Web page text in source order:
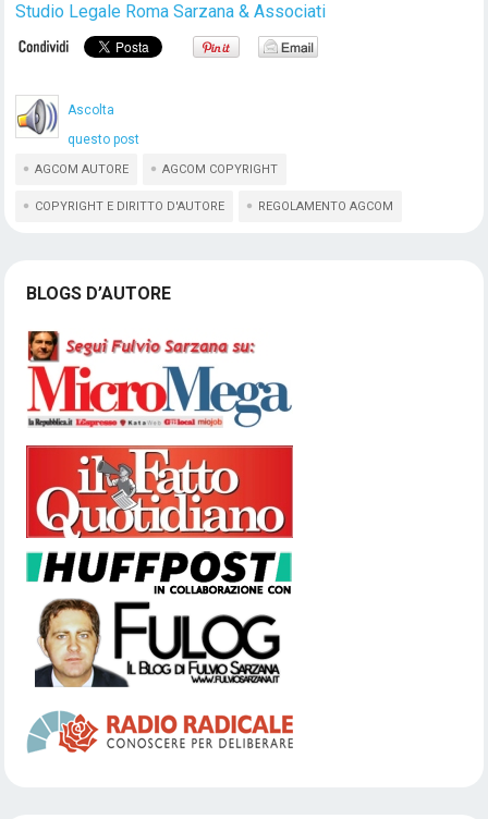
Studio Legale Roma Sarzana & Associati
Ascolta
questo post
AGCOM AUTORE AGCOM COPYRIGHT
COPYRIGHT E DIRITTO D'AUTORE REGOLAMENTO AGCOM
BLOGS D’AUTORE